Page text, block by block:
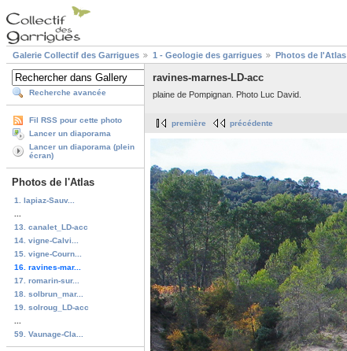
Galerie Collectif des Garrigues 1 - Geologie des garrigues Photos de l'Atlas
Recherche avancée
Fil RSS pour cette photo
Lancer un diaporama
Lancer un diaporama (plein
écran)
Photos de l'Atlas
1. lapiaz-Sauv...
13. canalet_LD-acc
14. vigne-Calvi...
15. vigne-Courn...
16. ravines-mar...
17. romarin-sur...
18. solbrun_mar...
19. solroug_LD-acc
59. Vaunage-Cla...
ravines-marnes-LD-acc
plaine de Pompignan. Photo Luc David.
première précédente